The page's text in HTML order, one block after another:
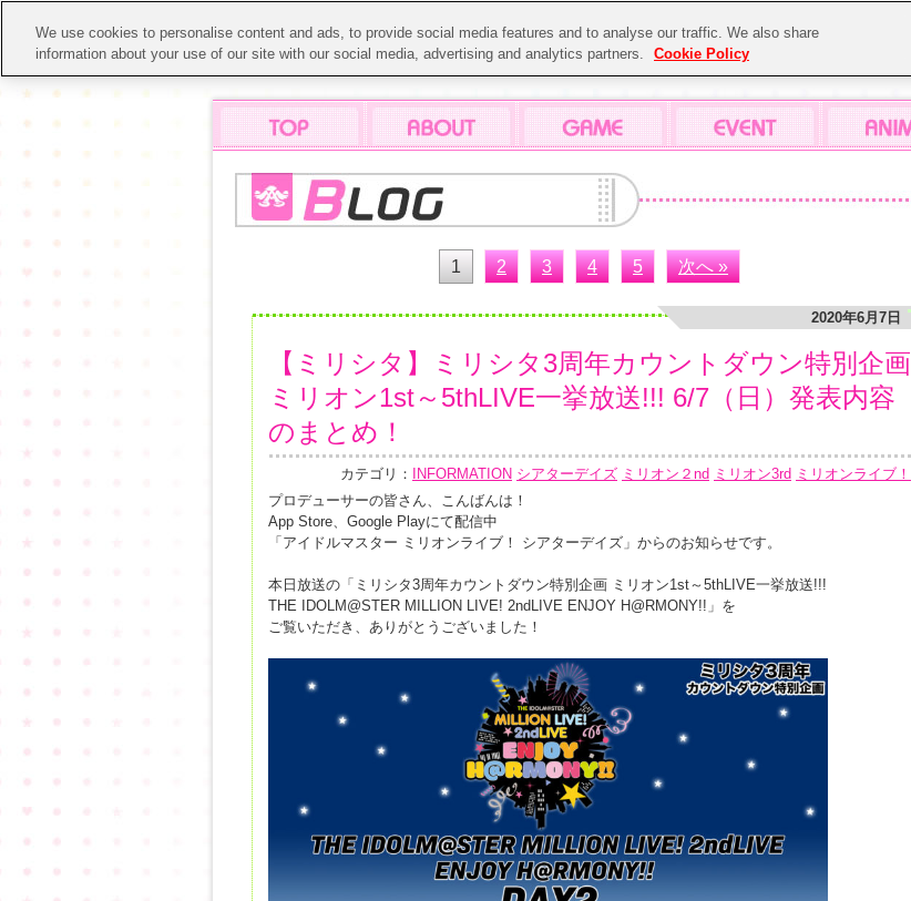
1 2 3 4 5 次へ »
2020年6月7日
【ミリシタ】ミリシタ3周年カウントダウン特別企画
ミリオン1st～5thLIVE一挙放送!!! 6/7（日）発表内容
のまとめ！
カテゴリ： INFORMATION シアターデイズ ミリオン２nd ミリオン3rd ミリオンライブ！
プロデューサーの皆さん、こんばんは！
App Store、Google Playにて配信中
「アイドルマスター ミリオンライブ！ シアターデイズ」からのお知らせです。
本日放送の「ミリシタ3周年カウントダウン特別企画 ミリオン1st～5thLIVE一挙放送!!!
THE IDOLM@STER MILLION LIVE! 2ndLIVE ENJOY H@RMONY!!」を
ご覧いただき、ありがとうございました！
We use cookies to personalise content and ads, to provide social media features and to analyse our traffic. We also share
information about your use of our site with our social media, advertising and analytics partners.
Cookie Policy